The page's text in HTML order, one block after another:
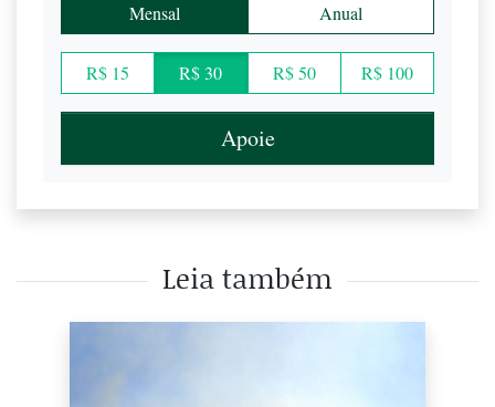
Mensal Anual
R$ 15 R$ 30 R$ 50 R$ 100
Apoie
Leia também